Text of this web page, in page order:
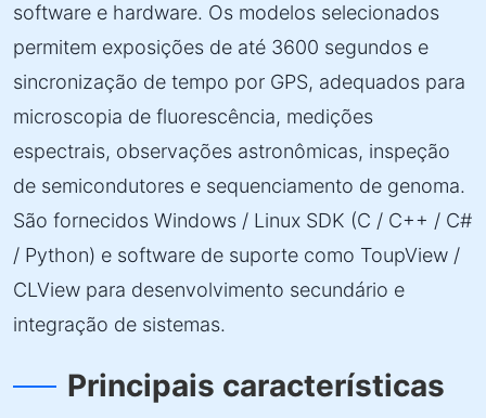
software e hardware. Os modelos selecionados
permitem exposições de até 3600 segundos e
sincronização de tempo por GPS, adequados para
microscopia de fluorescência, medições
espectrais, observações astronômicas, inspeção
de semicondutores e sequenciamento de genoma.
São fornecidos Windows / Linux SDK (C / C++ / C#
/ Python) e software de suporte como ToupView /
CLView para desenvolvimento secundário e
integração de sistemas.
Principais características